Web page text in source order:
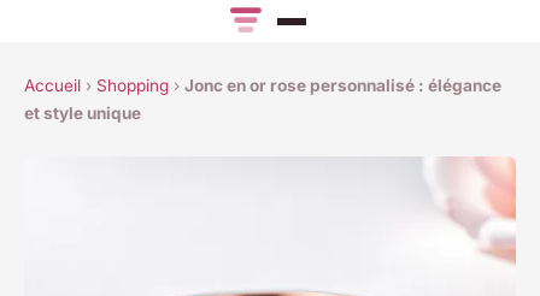
Accueil › Shopping › Jonc en or rose personnalisé : élégance
et style unique